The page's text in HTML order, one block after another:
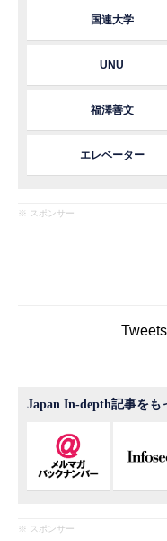
国連大学
UNU
福澤善文
エレベーター
※ スポンサー
Japan In-depth記事をも
※ スポンサー